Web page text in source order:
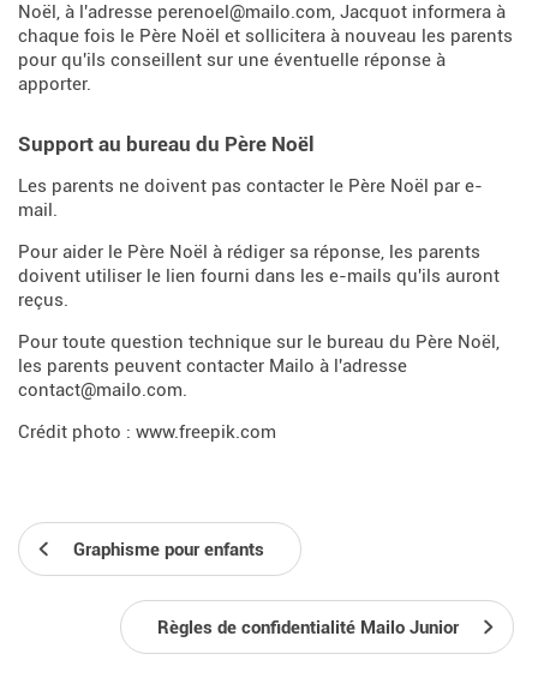
Noël, à l'adresse perenoel@mailo.com, Jacquot informera à
chaque fois le Père Noël et sollicitera à nouveau les parents
pour qu'ils conseillent sur une éventuelle réponse à
apporter.
Support au bureau du Père Noël
Les parents ne doivent pas contacter le Père Noël par e-
mail.
Pour aider le Père Noël à rédiger sa réponse, les parents
doivent utiliser le lien fourni dans les e-mails qu'ils auront
reçus.
Pour toute question technique sur le bureau du Père Noël,
les parents peuvent contacter Mailo à l'adresse
contact@mailo.com.
Crédit photo : www.freepik.com
Graphisme pour enfants
Règles de confidentialité Mailo Junior